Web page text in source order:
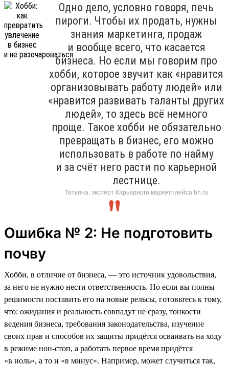
Одно дело, условно говоря, печь
пироги. Чтобы их продать, нужны
знания маркетинга, продаж
и вообще всего, что касается
бизнеса. Но если мы говорим про
хобби, которое звучит как «нравится
организовывать работу людей» или
«нравится развивать таланты других
людей», то здесь всё немного
проще. Такое хобби не обязательно
превращать в бизнес, его можно
использовать в работе по найму
и за счёт него расти по карьерной
лестнице.
Татьяна, эксперт Карьерного маркетплейса hh.ru
Ошибка № 2: Не подготовить
почву
Хобби, в отличие от бизнеса, — это источник удовольствия,
за него не нужно нести ответственность. Но если вы полны
решимости поставить его на новые рельсы, готовьтесь к тому,
что: ожидания и реальность совпадут не сразу, тонкости
ведения бизнеса, требования законодательства, изучение
своих прав и способов их защиты придётся осваивать на ходу
в режиме нон-стоп, а работать первое время придётся
«в ноль», а то и «в минус». Например, может случиться так,